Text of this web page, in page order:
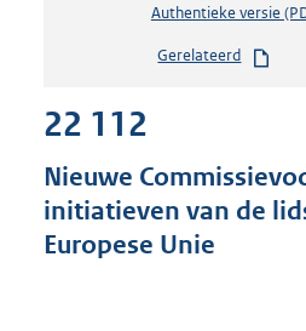
Authentieke versie
Gerelateerd
22 112
Nieuwe
initiatieven van de
Europese Unie